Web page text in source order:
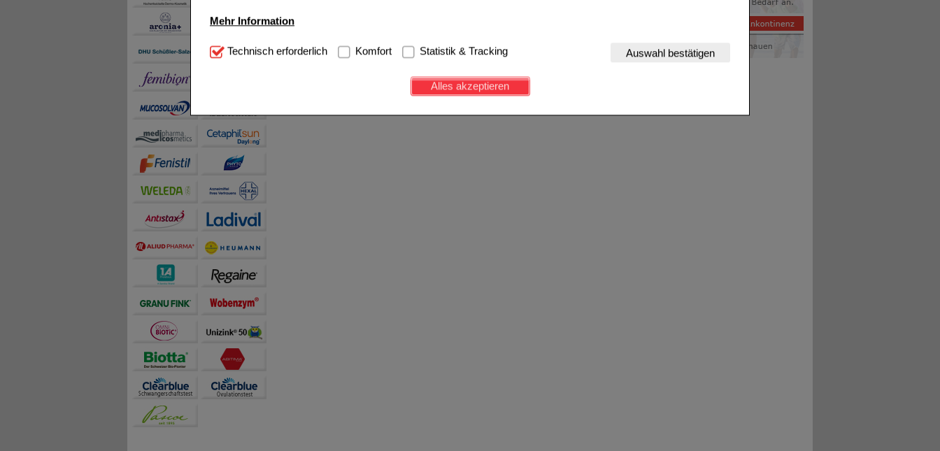
Mehr Information
Technisch Notwendig: Hierbei handelt es sich um Cookies, die für die Grundfunktionen unserer Website
notwendig sind (z.B. Navigation, Warenkorb, Kundenkonto), weshalb auf diese nicht verzichtet werden kann.
Diese Cookies werden genutzt um das Einkaufserlebnis noch ansprechender zu gestalten,
beispielsweise für die Wiedererkennung des Besuchers oder unsere Seite an bevorzugte Verhaltensweisen (z.B.
Statistik & Tracking:
sammeln, mit deren Hilfe wir unsere Website weiter für Sie optimieren können, den Inhalt auf unserer Website aber
auch die Werbung auf Drittseiten möglichst relevant für Sie zu gestalten. Bitte beachten Sie, dass Daten hierfür
teilweise an Dritte wie z.B. Google oder soziale Medien übertragen werden.
Technisch erforderlich Komfort Statistik & Tracking Auswahl bestätigen
Alles akzeptieren